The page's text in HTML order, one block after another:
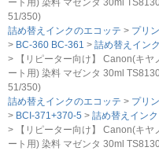
51/350)
詰め替えインクのエコッテ
プリ
BC-360 BC-361
詰め替えインク
【リピーター向け】 Canon(キ
ート用) 染料 マゼンタ 30ml
51/350)
詰め替えインクのエコッテ
プリ
BCI-371+370-5
詰め替えインク
【リピーター向け】 Canon(キ
ート用) 染料 マゼンタ 30ml